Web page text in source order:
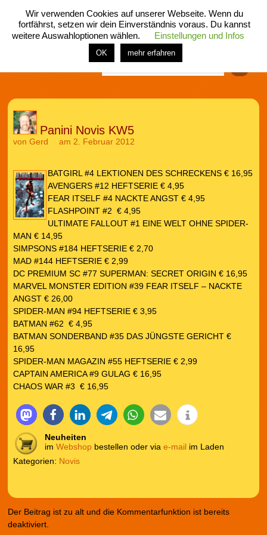
menü
home rubrik buch comic spiel fotos shop
Panini Novis KW5
von Gerd am 2. Februar 2012
BATGIRL #4 LEKTIONEN DES SCHRECKENS € 16,95
AVENGERS #12 HEFTSERIE € 4,95
FEAR ITSELF #4 NACKTE ANGST € 4,95
FLASHPOINT #2 € 4,95
ULTIMATE FALLOUT #1 EINE WELT OHNE SPIDER-
MAN € 14,95
SIMPSONS #184 HEFTSERIE € 2,70
MAD #144 HEFTSERIE € 2,99
DC PREMIUM SC #77 SUPERMAN: SECRET ORIGIN € 16,95
MARVEL MONSTER EDITION #39 FEAR ITSELF – NACKTE
ANGST € 26,00
SPIDER-MAN #94 HEFTSERIE € 3,95
BATMAN #62 € 4,95
BATMAN SONDERBAND #35 DAS JÜNGSTE GERICHT €
16,95
SPIDER-MAN MAGAZIN #55 HEFTSERIE € 2,99
CAPTAIN AMERICA #9 GULAG € 16,95
CHAOS WAR #3 € 16,95
Neuheiten
im Webshop bestellen oder via e-mail im Laden
Kategorien: Novis
Der Beitrag ist zu alt und die Kommentarfunktion ist bereits
deaktiviert.
Wir verwenden Cookies auf unserer Webseite. Wenn du
fortfährst, setzen wir dein Einverständnis voraus. Du kannst
weitere Auswahloptionen wählen.
Einstellungen und Infos
OK mehr erfahren